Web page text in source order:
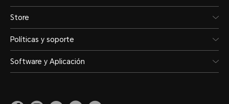
Store
Políticas y soporte
Software y Aplicación